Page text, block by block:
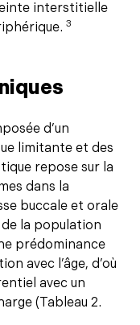
interstitielle
3
d’un
limitante et des
repose sur la
dans la
buccale et orale
la population
prédominance
avec l’âge, d’où
avec un
(Tableau 2.